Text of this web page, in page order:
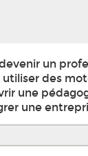
un
des
une
une